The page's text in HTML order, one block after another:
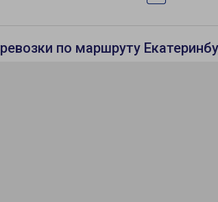
по маршруту